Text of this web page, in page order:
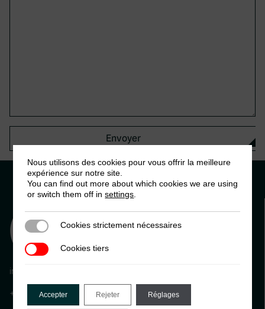
info@ictd.ac
+44 (0) 1273 606261
Nous utilisons des cookies pour vous offrir la meilleure
expérience sur notre site.
You can find out more about which cookies we are using
or switch them off insettings
Cookies strictement nécessaires
Cookies strictement nécessaires
Cookies tiersCookies tiers
Accepter Rejeter Réglages